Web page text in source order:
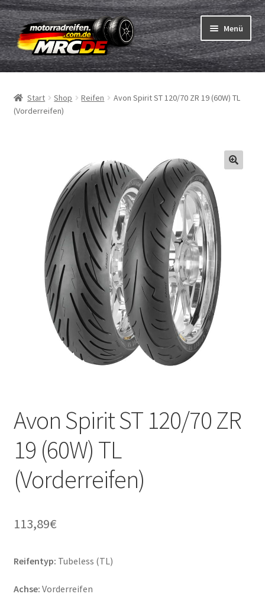
Zur
Navigation
springen
Zum
Inhalt
springen
Menü
Reifen
Schläuche
Kontakt
Start Shop Reifen
Avon Spirit ST 120/70 ZR 19 (60W) TL
(Vorderreifen)
Avon Spirit ST 120/70 ZR
19 (60W) TL
(Vorderreifen)
113,89€
Reifentyp: Tubeless (TL)
Achse: Vorderreifen